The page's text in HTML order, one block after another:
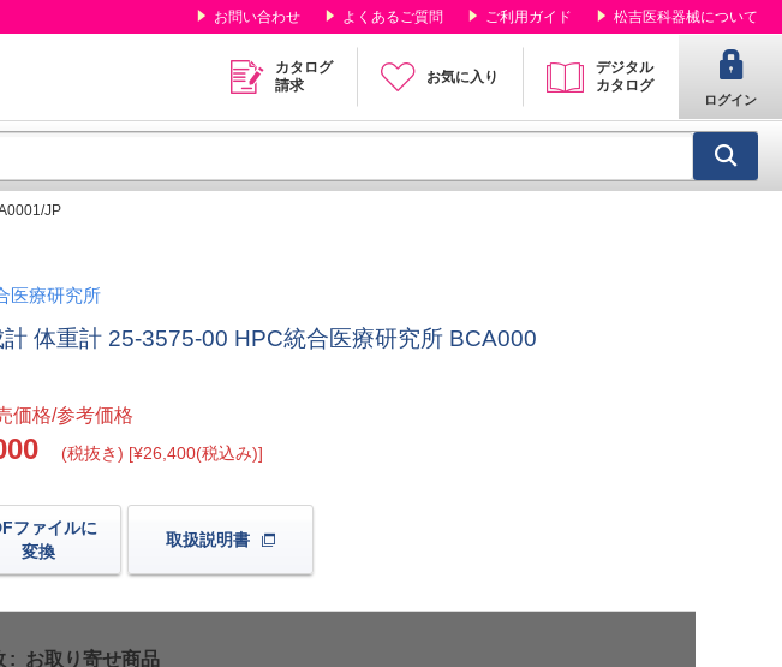
お問い合わせ よくあるご質問 ご利用ガイド 松吉医科器械について
カタログ
請求
お気に入り
デジタル
カタログ
ログイン
JP
医療研究所
体重計 25-3575-00 HPC統合医療研究所 BCA000
価格/参考価格
(税抜き) [¥26,400(税込み)]
ファイルに
変換
取扱説明書
お取り寄せ商品